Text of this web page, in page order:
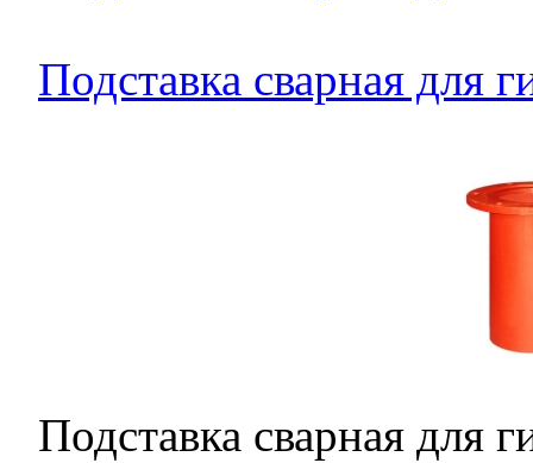
Подставка сварная для
Подставка сварная для